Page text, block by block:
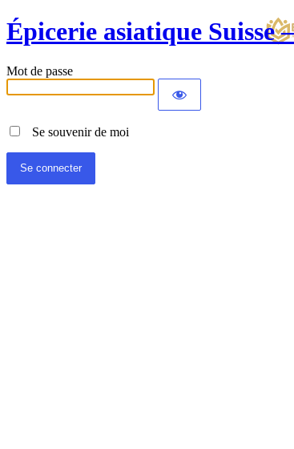
Épicerie asiatique
Mot de passe
Se souvenir de moi